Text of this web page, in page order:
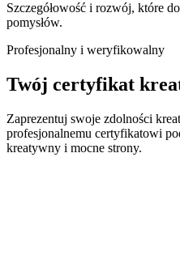
Szczegółowość i rozwój, które
pomysłów.
Profesjonalny i weryfikowalny
Twój certyfikat
Zaprezentuj swoje zdolności
profesjonalnemu certyfikatowi
kreatywny i mocne strony.